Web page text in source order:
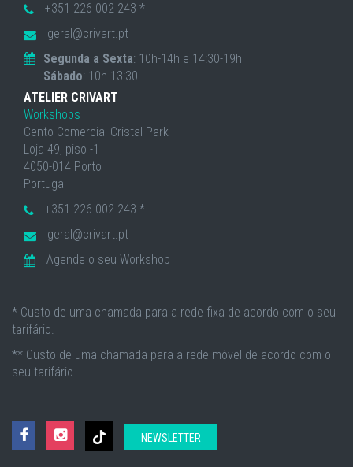
+351 226 002 243 *
geral@crivart.pt
Segunda a Sexta: 10h-14h e 14:30-19h
Sábado: 10h-13:30
ATELIER CRIVART
Workshops
Cento Comercial Cristal Park
Loja 49, piso -1
4050-014 Porto
Portugal
+351 226 002 243 *
geral@crivart.pt
Agende o seu Workshop
* Custo de uma chamada para a rede fixa de acordo com o seu
tarifário.
** Custo de uma chamada para a rede móvel de acordo com o
seu tarifário.
NEWSLETTER